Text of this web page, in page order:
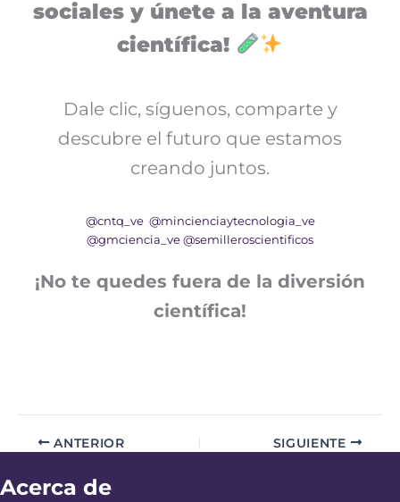
sociales y únete a la aventura
científica!
Dale clic, síguenos, comparte y
descubre el futuro que estamos
creando juntos.
@cntq_ve @mincienciaytecnologia_ve
@gmciencia_ve @semilleroscientificos
¡No te quedes fuera de la diversión
científica!
ANTERIOR SIGUIENTE
Acerca de